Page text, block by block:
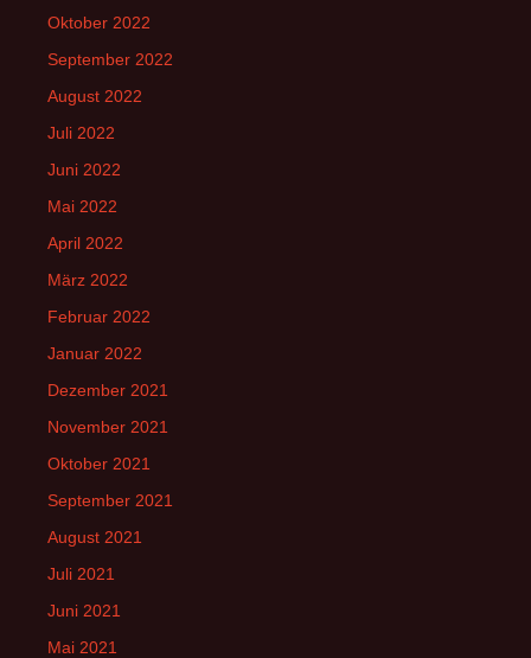
Oktober 2022
September 2022
August 2022
Juli 2022
Juni 2022
Mai 2022
April 2022
März 2022
Februar 2022
Januar 2022
Dezember 2021
November 2021
Oktober 2021
September 2021
August 2021
Juli 2021
Juni 2021
Mai 2021